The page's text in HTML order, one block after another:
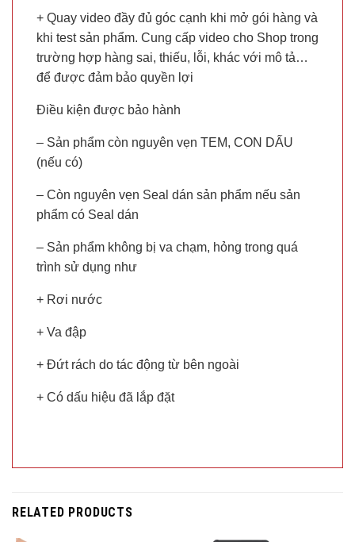
+ Quay video đầy đủ góc cạnh khi mở gói hàng và
khi test sản phẩm. Cung cấp video cho Shop trong
trường hợp hàng sai, thiếu, lỗi, khác với mô tả…
để được đảm bảo quyền lợi
Điều kiện được bảo hành
– Sản phẩm còn nguyên vẹn TEM, CON DẤU
(nếu có)
– Còn nguyên vẹn Seal dán sản phẩm nếu sản
phẩm có Seal dán
– Sản phẩm không bị va chạm, hỏng trong quá
trình sử dụng như
+ Rơi nước
+ Va đập
+ Đứt rách do tác động từ bên ngoài
+ Có dấu hiệu đã lắp đặt
RELATED PRODUCTS